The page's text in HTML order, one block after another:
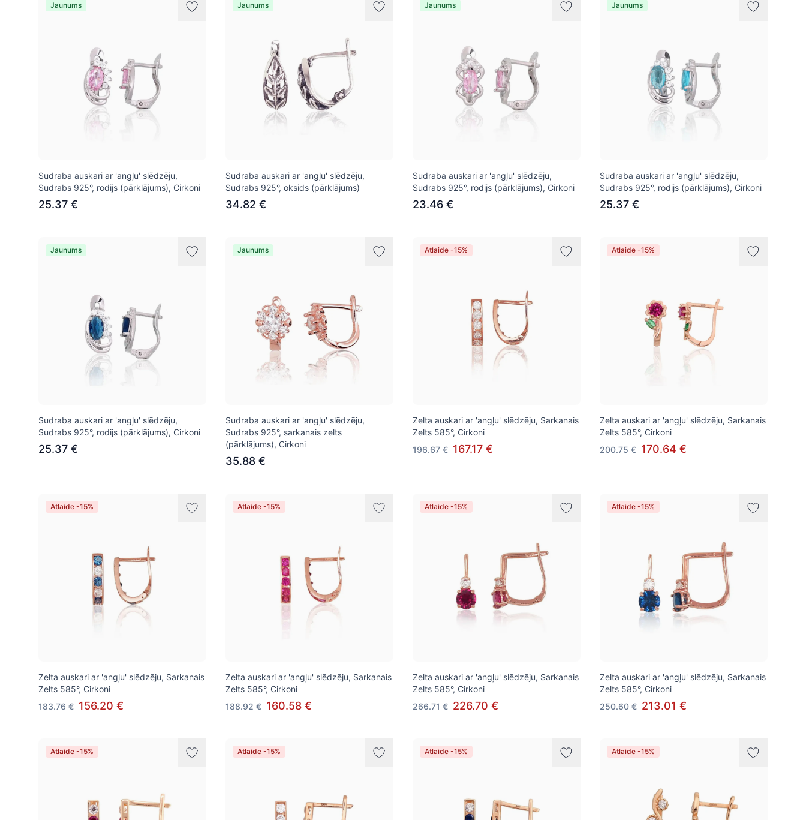
Jaunums
Sudraba auskari ar 'angļu' slēdzēju,
Sudrabs 925°, rodijs (pārklājums), Cirkoni
25.37 €
Jaunums
Sudraba auskari ar 'angļu' slēdzēju,
Sudrabs 925°, oksids (pārklājums)
34.82 €
Jaunums
Sudraba auskari ar 'angļu' slēdzēju,
Sudrabs 925°, rodijs (pārklājums), Cirkoni
23.46 €
Jaunums
Sudraba auskari ar 'angļu' slēdzēju,
Sudrabs 925°, rodijs (pārklājums), Cirkoni
25.37 €
Jaunums
Sudraba auskari ar 'angļu' slēdzēju,
Sudrabs 925°, rodijs (pārklājums), Cirkoni
25.37 €
Jaunums
Sudraba auskari ar 'angļu' slēdzēju,
Sudrabs 925°, sarkanais zelts
(pārklājums), Cirkoni
35.88 €
Atlaide -15%
Zelta auskari ar 'angļu' slēdzēju, Sarkanais
Zelts 585°, Cirkoni
196.67 € 167.17 €
Atlaide -15%
Zelta auskari ar 'angļu' slēdzēju, Sarkanais
Zelts 585°, Cirkoni
200.75 € 170.64 €
Atlaide -15%
Zelta auskari ar 'angļu' slēdzēju, Sarkanais
Zelts 585°, Cirkoni
183.76 € 156.20 €
Atlaide -15%
Zelta auskari ar 'angļu' slēdzēju, Sarkanais
Zelts 585°, Cirkoni
188.92 € 160.58 €
Atlaide -15%
Zelta auskari ar 'angļu' slēdzēju, Sarkanais
Zelts 585°, Cirkoni
266.71 € 226.70 €
Atlaide -15%
Zelta auskari ar 'angļu' slēdzēju, Sarkanais
Zelts 585°, Cirkoni
250.60 € 213.01 €
Atlaide -15% Atlaide -15% Atlaide -15% Atlaide -15%